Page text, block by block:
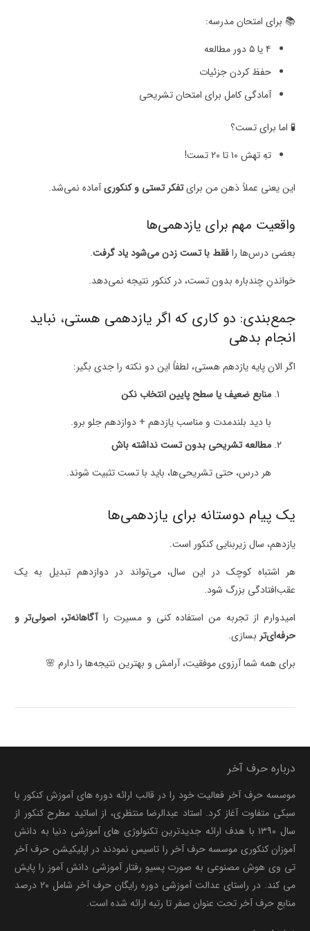
📚 برای امتحان مدرسه:
۴ یا ۵ دور مطالعه
حفظ کردن جزئیات
آمادگی کامل برای امتحان تشریحی
🧪 اما برای تست؟
تهِ تهش ۱۰ تا ۲۰ تست!
این یعنی عملاً ذهن من برایتفکر تستی و کنکوریآماده نمی‌شد.
واقعیت مهم برای یازدهمی‌ها
بعضی درس‌ها رافقط با تست زدن می‌شود یاد گرفت.
خواندنِ چندباره بدون تست، در کنکور نتیجه نمی‌دهد.
جمع‌بندی: دو کاری که اگر یازدهمی هستی، نباید
انجام بدهی
اگر الان پایه یازدهم هستی، لطفاً این دو نکته را جدی بگیر:
منابع ضعیف یا سطح پایین انتخاب نکن
با دید بلندمدت و مناسب یازدهم + دوازدهم جلو برو.
مطالعه تشریحی بدون تست نداشته باش
هر درس، حتی تشریحی‌ها، باید با تست تثبیت شوند.
یک پیام دوستانه برای یازدهمی‌ها
یازدهم، سال زیربنایی کنکور است.
هر اشتباه کوچک در این سال، می‌تواند در دوازدهم تبدیل به یک
عقب‌افتادگی بزرگ شود.
امیدوارم از تجربه من استفاده کنی و مسیرت راآگاهانه‌تر، اصولی‌تر و
حرفه‌ای‌تر بسازی.
برای همه شما آرزوی موفقیت، آرامش و بهترین نتیجه‌ها را دارم 🌸
درباره حرف آخر
موسسه حرف آخر فعالیت خود را در قالب ارائه دوره های آموزش کنکور با
سبکی متفاوت آغاز کرد. استاد عبدالرضا منتظری، از اساتید مطرح کنکور از
سال ۱۳۹۰ با هدف ارائه جدیدترین تکنولوژی های آموزشی دنیا به دانش
آموزان کنکوری موسسه حرف آخر را تاسیس نمودند در اپلیکیشن حرف آخر
تی وی هوش مصنوعی به صورت پسیو رفتار آموزشی دانش آموز را پایش
می کند. در راستای عدالت آموزشی دوره رایگان حرف آخر شامل ۲۰ درصد
منابع حرف آخر تحت عنوان صفر تا رتبه ارائه شده است.